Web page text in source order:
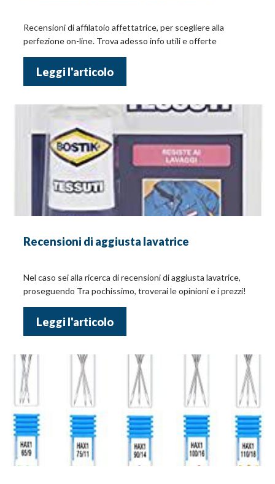
Recensioni di affilatoio affettatrice, per scegliere alla
perfezione on-line. Trova adesso info utili e offerte
Leggi l'articolo
Recensioni di aggiusta lavatrice
Nel caso sei alla ricerca di recensioni di aggiusta lavatrice,
proseguendo Tra pochissimo, troverai le opinioni e i prezzi!
Leggi l'articolo